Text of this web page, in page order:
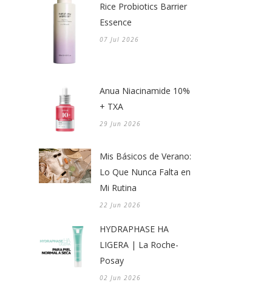
Rice Probiotics Barrier
Essence
07 Jul 2026
Anua Niacinamide 10%
+ TXA
29 Jun 2026
Mis Básicos de Verano:
Lo Que Nunca Falta en
Mi Rutina
22 Jun 2026
HYDRAPHASE HA
LIGERA | La Roche-
Posay
02 Jun 2026